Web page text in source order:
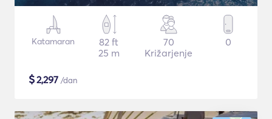
Katamaran
82 ft
25 m
70
Križarjenje
0
$2,297 /dan